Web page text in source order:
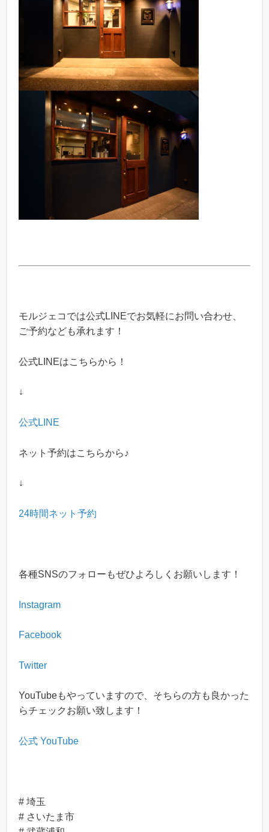
モルジェコでは公式LINEでお気軽にお問い合わせ、
ご予約なども承れます！
公式LINEはこちらから！
↓
公式LINE
ネット予約はこちらから♪
↓
24時間ネット予約
各種SNSのフォローもぜひよろしくお願いします！
Instagram
Facebook
Twitter
YouTubeもやっていますので、そちらの方も良かった
らチェックお願い致します！
公式 YouTube
# 埼玉
# さいたま市